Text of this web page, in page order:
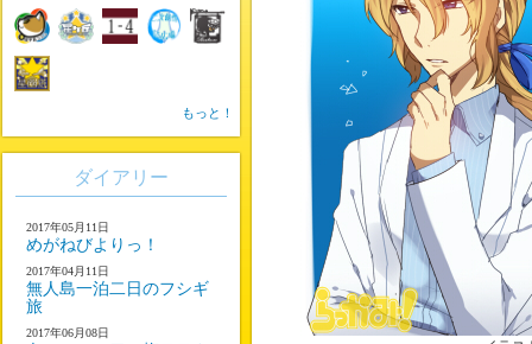
もっと！
ダイアリー
2017年05月11日
めがねびよりっ！
2017年04月11日
無人島一泊二日のフシギ
旅
2017年06月08日